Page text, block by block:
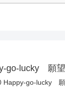
go-lucky 願
Happy-go-lucky 願